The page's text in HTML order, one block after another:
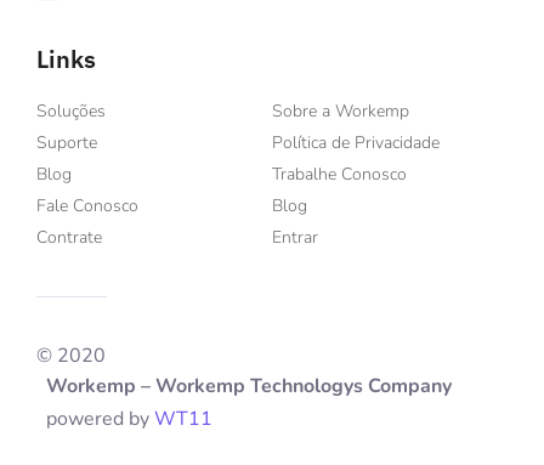
Links
Soluções
Suporte
Blog
Fale Conosco
Contrate
Sobre a Workemp
Política de Privacidade
Trabalhe Conosco
Blog
Entrar
© 2020
Workemp – Workemp Technologys Company
powered byWT11